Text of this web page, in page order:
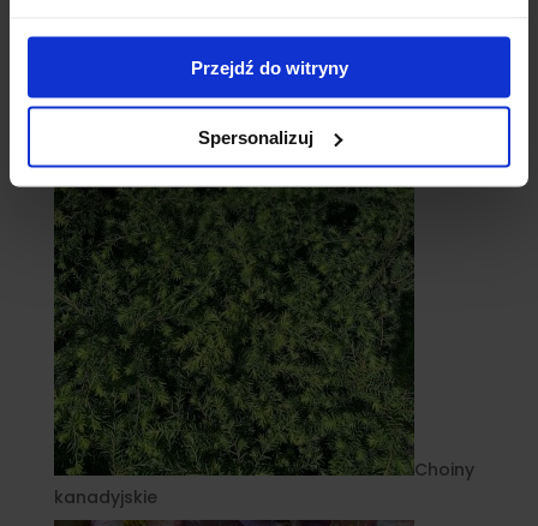
Przejdź do witryny
Spersonalizuj
Cebule
Choiny
kanadyjskie